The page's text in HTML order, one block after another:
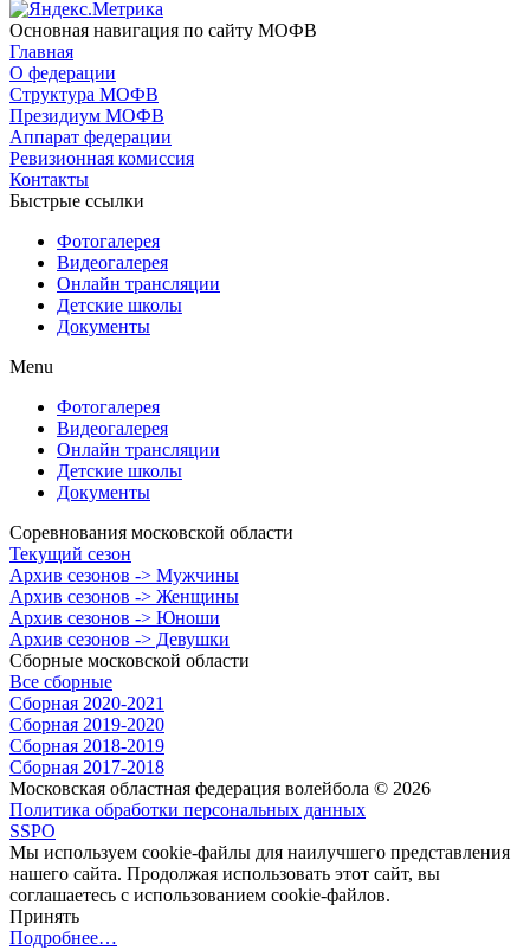
Основная навигация по сайту МОФВ
Главная
О федерации
Структура МОФВ
Президиум МОФВ
Аппарат федерации
Ревизионная комиссия
Контакты
Быстрые ссылки
Фотогалерея
Видеогалерея
Онлайн трансляции
Детские школы
Документы
Menu
Фотогалерея
Видеогалерея
Онлайн трансляции
Детские школы
Документы
Соревнования московской области
Текущий сезон
Архив сезонов -> Мужчины
Архив сезонов -> Женщины
Архив сезонов -> Юноши
Архив сезонов -> Девушки
Сборные московской области
Все сборные
Сборная 2020-2021
Сборная 2019-2020
Сборная 2018-2019
Сборная 2017-2018
Московская областная федерация волейбола © 2026
Политика обработки персональных данных
SSPO
Мы используем cookie-файлы для наилучшего представления
нашего сайта. Продолжая использовать этот сайт, вы
соглашаетесь с использованием cookie-файлов.
Принять
Подробнее…